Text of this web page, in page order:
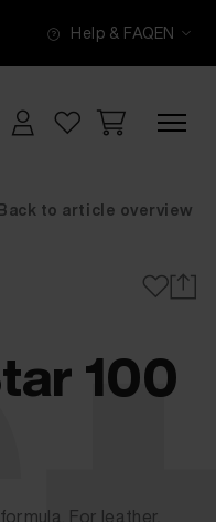
Help & FAQEN
to article overview
100
For leather,